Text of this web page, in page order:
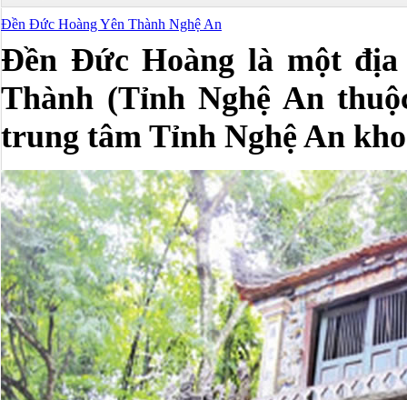
Đền Đức Hoàng Yên Thành Nghệ An
Đền Đức Hoàng là một
Thành (Tỉnh Nghệ An
trung tâm Tỉnh Nghệ An